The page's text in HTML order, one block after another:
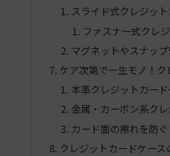
スライド式クレジッ
ファスナー式クレ
マグネットやスナッ
ケア次第で一生モノ！
本革クレジットカー
金属・カーボン系ク
カード面の擦れを防
クレジットカードケース